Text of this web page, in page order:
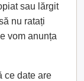
sau lărgit
nu ratați
vom anunța
ce date are